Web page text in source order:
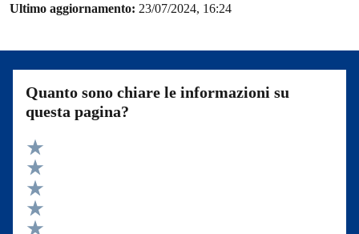
Ultimo aggiornamento: 23/07/2024, 16:24
Quanto sono chiare le informazioni su
questa pagina?
Valuta 5 stelle su 5
Valuta 4 stelle su 5
Valuta 3 stelle su 5
Valuta 2 stelle su 5